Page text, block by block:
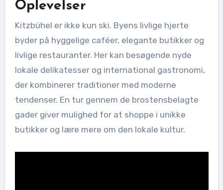
Oplevelser
Kitzbühel er ikke kun ski. Byens livlige hjerte
byder på hyggelige caféer, elegante butikker og
livlige restauranter. Her kan besøgende nyde
lokale delikatesser og international gastronomi,
der kombinerer traditioner med moderne
tendenser. En tur gennem de brostensbelagte
gader giver mulighed for at shoppe i unikke
butikker og lære mere om den lokale kultur.